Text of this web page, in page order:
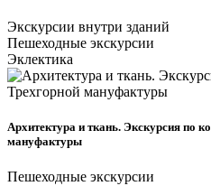
Экскурсии внутри зданий
Пешеходные экскурсии
Эклектика
Архитектура и ткань. Экскурсия по
мануфактуры
Пешеходные экскурсии